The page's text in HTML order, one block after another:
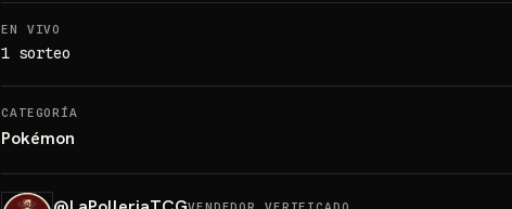
EN VIVO
1 sorteo
CATEGORÍA
Pokémon